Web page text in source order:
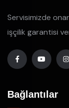
Servisimizde
işçilik garantisi
Bağlantılar